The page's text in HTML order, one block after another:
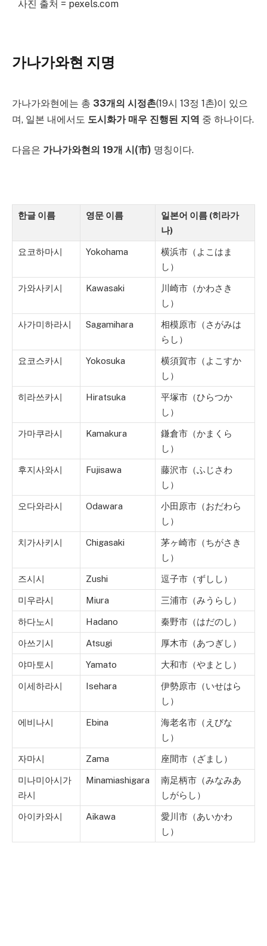
사진 출처 = pexels.com
가나가와현 지명
가나가와현에는 총 33개의 시정촌(19시 13정 1촌)이 있으
며, 일본 내에서도 도시화가 매우 진행된 지역 중 하나이다.
다음은 가나가와현의 19개 시(市) 명칭이다.
한글 이름 영문 이름
일본어 이름 (히라가
나)
요코하마시 Yokohama
横浜市（よこはま
し）
가와사키시 Kawasaki
川崎市（かわさき
し）
사가미하라시 Sagamihara
相模原市（さがみは
らし）
요코스카시 Yokosuka
横須賀市（よこすか
し）
히라쓰카시 Hiratsuka
平塚市（ひらつか
し）
가마쿠라시 Kamakura
鎌倉市（かまくら
し）
후지사와시 Fujisawa
藤沢市（ふじさわ
し）
오다와라시 Odawara
小田原市（おだわら
し）
치가사키시 Chigasaki
茅ヶ崎市（ちがさき
し）
즈시시 Zushi 逗子市（ずしし）
미우라시 Miura 三浦市（みうらし）
하다노시 Hadano 秦野市（はだのし）
아쓰기시 Atsugi 厚木市（あつぎし）
야마토시 Yamato 大和市（やまとし）
이세하라시 Isehara
伊勢原市（いせはら
し）
에비나시 Ebina
海老名市（えびな
し）
자마시 Zama 座間市（ざまし）
미나미아시가
라시
Minamiashigara
南足柄市（みなみあ
しがらし）
아이카와시 Aikawa
愛川市（あいかわ
し）